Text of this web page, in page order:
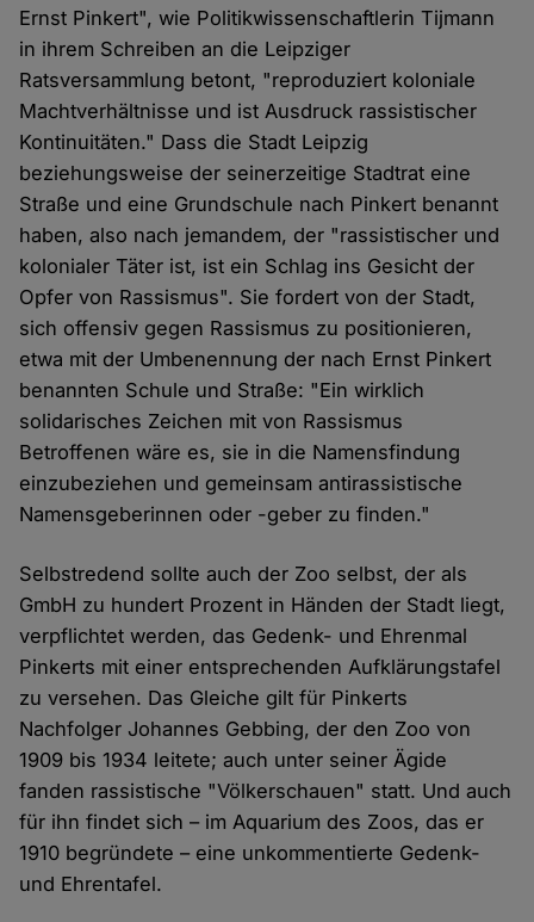
Ernst Pinkert", wie Politikwissenschaftlerin Tijmann
in ihrem Schreiben an die Leipziger
Ratsversammlung betont, "reproduziert koloniale
Machtverhältnisse und ist Ausdruck rassistischer
Kontinuitäten." Dass die Stadt Leipzig
beziehungsweise der seinerzeitige Stadtrat eine
Straße und eine Grundschule nach Pinkert benannt
haben, also nach jemandem, der "rassistischer und
kolonialer Täter ist, ist ein Schlag ins Gesicht der
Opfer von Rassismus". Sie fordert von der Stadt,
sich offensiv gegen Rassismus zu positionieren,
etwa mit der Umbenennung der nach Ernst Pinkert
benannten Schule und Straße: "Ein wirklich
solidarisches Zeichen mit von Rassismus
Betroffenen wäre es, sie in die Namensfindung
einzubeziehen und gemeinsam antirassistische
Namensgeberinnen oder -geber zu finden."
Selbstredend sollte auch der Zoo selbst, der als
GmbH zu hundert Prozent in Händen der Stadt liegt,
verpflichtet werden, das Gedenk- und Ehrenmal
Pinkerts mit einer entsprechenden Aufklärungstafel
zu versehen. Das Gleiche gilt für Pinkerts
Nachfolger Johannes Gebbing, der den Zoo von
1909 bis 1934 leitete; auch unter seiner Ägide
fanden rassistische "Völkerschauen" statt. Und auch
für ihn findet sich – im Aquarium des Zoos, das er
1910 begründete – eine unkommentierte Gedenk-
und Ehrentafel.